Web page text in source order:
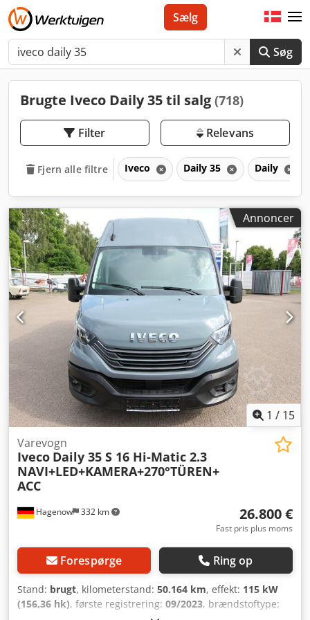
Søg
Sælg
Brugte Iveco Daily 35 til salg (718)
Filter Relevans
Fjern alle filtre Iveco Daily 35 Daily
Annoncer
1 / 15
Hagenow 332 km
Varevogn
Iveco Daily 35 S 16 Hi-Matic 2.3
NAVI+LED+KAMERA+270°TÜREN+
ACC
26.800 €
Fast pris plus moms
Forespørge Ring op
Stand: brugt, kilometerstand: 50.164 km, effekt: 115 kW
(156,36 hk), første registrering: 09/2023, brændstoftype: